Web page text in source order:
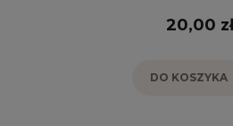
20,00 zł
DO KOSZYKA